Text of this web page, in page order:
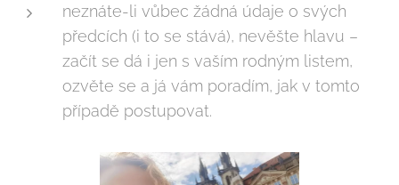
neznáte-li vůbec žádná údaje o svých
předcích (i to se stává), nevěšte hlavu –
začít se dá i jen s vaším rodným listem,
ozvěte se a já vám poradím, jak v tomto
případě postupovat.